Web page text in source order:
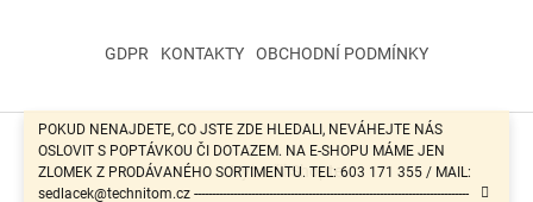
POKUD NENAJDETE, CO JSTE ZDE HLEDALI, NEVÁHEJTE NÁS
OSLOVIT S POPTÁVKOU ČI DOTAZEM. NA E-SHOPU MÁME JEN
ZLOMEK Z PRODÁVANÉHO SORTIMENTU. TEL: 603 171 355 / MAIL:
sedlacek@technitom.cz -----------------------------------------------------------------------------
GDPR KONTAKTY OBCHODNÍ PODMÍNKY
Vytvořil Shoptet